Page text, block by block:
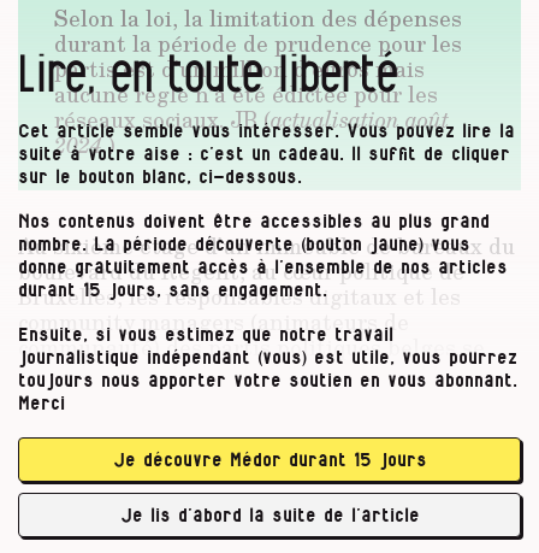
Selon la loi, la limitation des dépenses
durant la période de prudence pour les
partis est d’un million d’euros mais
aucune règle n’a été édictée pour les
réseaux sociaux. JB (actualisation août
2024.)
Au sixième étage d’un immeuble de bureaux du
boulevard du Régent, au cœur politique de
Bruxelles, les responsables digitaux et les
community managers (animateurs de
communauté) des partis politiques belges se
regardent en chiens de faïence, en ce 11
septembre 2018. Ces concurrents directs ne se
réunis par Facebook, dans son nouveau QG
bruxellois, pour un petit déjeuner de
networking (réseautage d’affaires), suivi d’une
Lire, en toute liberté
Cet article semble vous intéresser. Vous pouvez lire la
suite à votre aise : c’est un cadeau. Il suffit de cliquer
sur le bouton blanc, ci-dessous.
Nos contenus doivent être accessibles au plus grand
nombre. La période découverte (bouton jaune) vous
donne gratuitement accès à l’ensemble de nos articles
durant 15 jours, sans engagement.
Ensuite, si vous estimez que notre travail
journalistique indépendant (vous) est utile, vous pourrez
toujours nous apporter votre soutien en vous abonnant.
Merci
Je découvre Médor durant 15 jours
Je lis d’abord la suite de l’article